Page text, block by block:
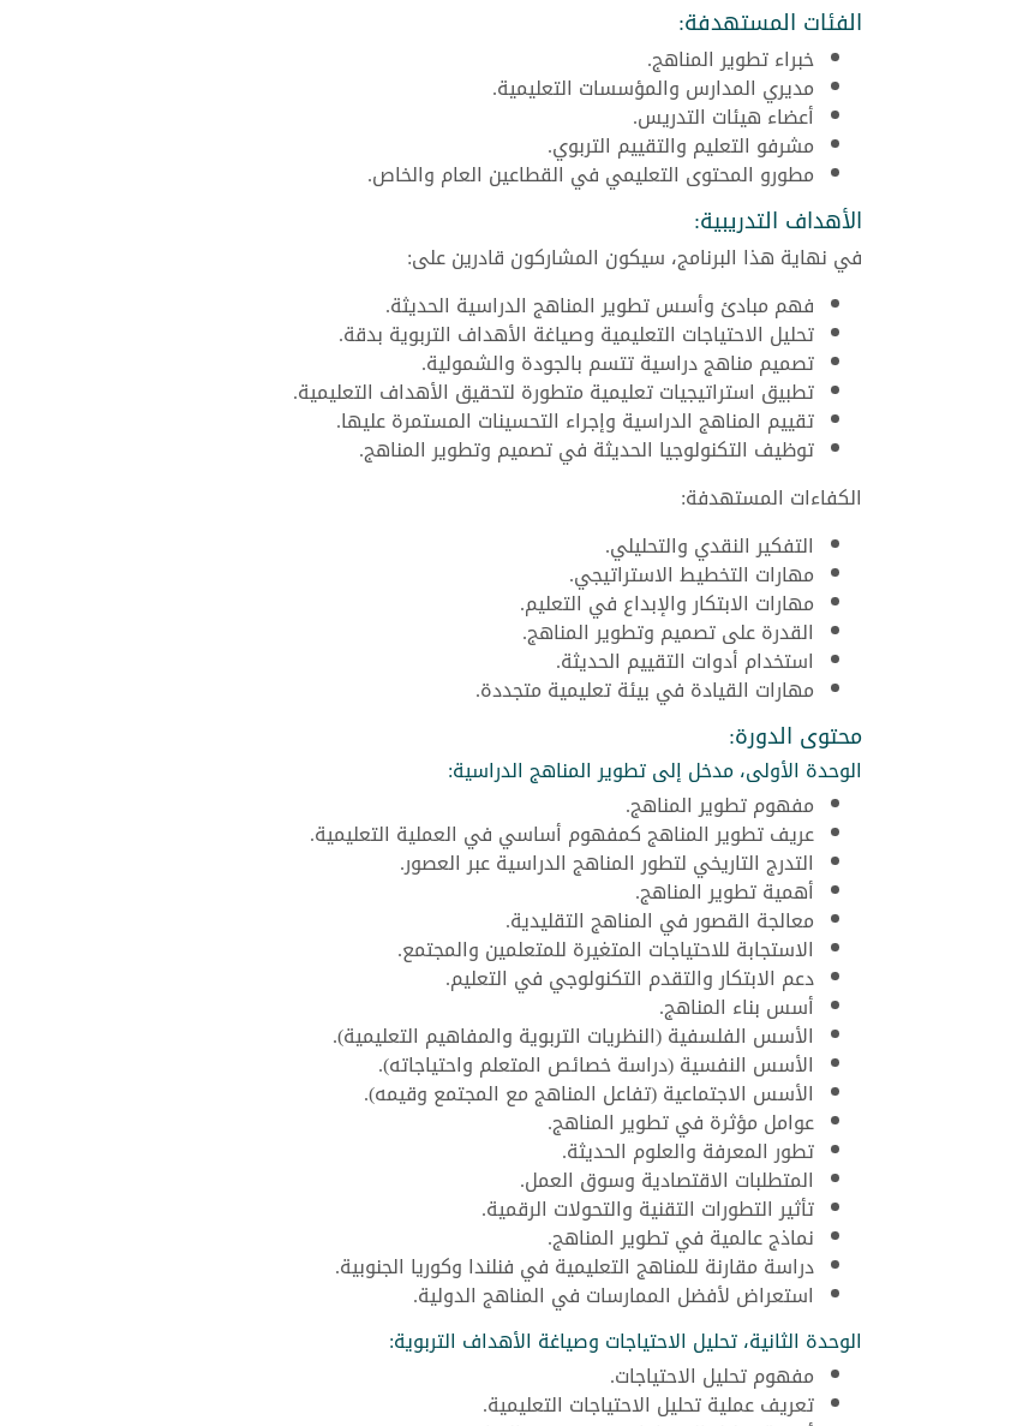
الفئات المستهدفة:
خبراء تطوير المناهج.
مديري المدارس والمؤسسات التعليمية.
أعضاء هيئات التدريس.
مشرفو التعليم والتقييم التربوي.
مطورو المحتوى التعليمي في القطاعين العام والخاص.
الأهداف التدريبية:
في نهاية هذا البرنامج، سيكون المشاركون قادرين على:
فهم مبادئ وأسس تطوير المناهج الدراسية الحديثة.
تحليل الاحتياجات التعليمية وصياغة الأهداف التربوية بدقة.
تصميم مناهج دراسية تتسم بالجودة والشمولية.
تطبيق استراتيجيات تعليمية متطورة لتحقيق الأهداف التعليمية.
تقييم المناهج الدراسية وإجراء التحسينات المستمرة عليها.
توظيف التكنولوجيا الحديثة في تصميم وتطوير المناهج.
الكفاءات المستهدفة:
التفكير النقدي والتحليلي.
مهارات التخطيط الاستراتيجي.
مهارات الابتكار والإبداع في التعليم.
القدرة على تصميم وتطوير المناهج.
استخدام أدوات التقييم الحديثة.
مهارات القيادة في بيئة تعليمية متجددة.
محتوى الدورة:
الوحدة الأولى، مدخل إلى تطوير المناهج الدراسية:
مفهوم تطوير المناهج.
عريف تطوير المناهج كمفهوم أساسي في العملية التعليمية.
التدرج التاريخي لتطور المناهج الدراسية عبر العصور.
أهمية تطوير المناهج.
معالجة القصور في المناهج التقليدية.
الاستجابة للاحتياجات المتغيرة للمتعلمين والمجتمع.
دعم الابتكار والتقدم التكنولوجي في التعليم.
أسس بناء المناهج.
الأسس الفلسفية (النظريات التربوية والمفاهيم التعليمية).
الأسس النفسية (دراسة خصائص المتعلم واحتياجاته).
الأسس الاجتماعية (تفاعل المناهج مع المجتمع وقيمه).
عوامل مؤثرة في تطوير المناهج.
تطور المعرفة والعلوم الحديثة.
المتطلبات الاقتصادية وسوق العمل.
تأثير التطورات التقنية والتحولات الرقمية.
نماذج عالمية في تطوير المناهج.
دراسة مقارنة للمناهج التعليمية في فنلندا وكوريا الجنوبية.
استعراض لأفضل الممارسات في المناهج الدولية.
الوحدة الثانية، تحليل الاحتياجات وصياغة الأهداف التربوية:
مفهوم تحليل الاحتياجات.
تعريف عملية تحليل الاحتياجات التعليمية.